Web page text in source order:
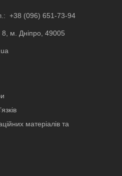
+38 (096) 651-73-94
8, м. Дніпро, 49005
матеріалів та